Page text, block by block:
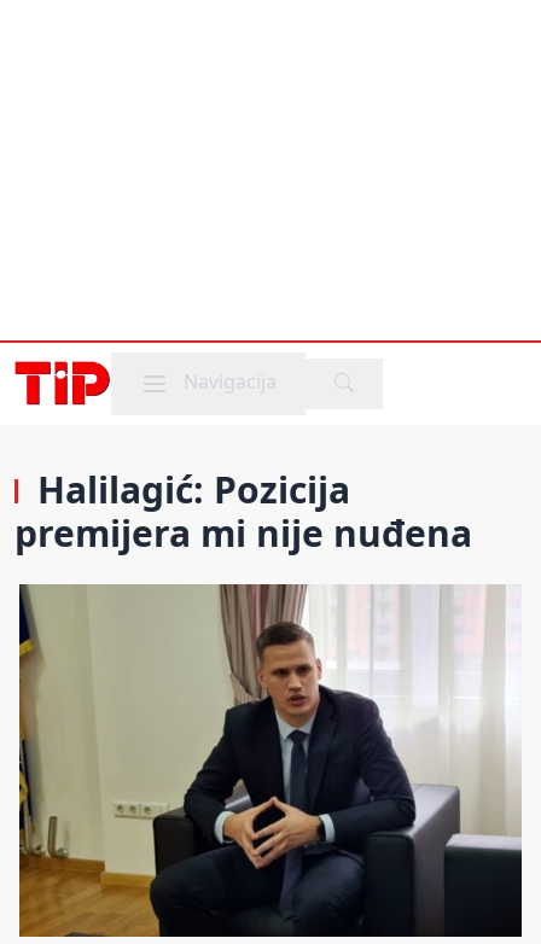
Mobile menu
Navigacija
Halilagić: Pozicija
premijera mi nije nuđena